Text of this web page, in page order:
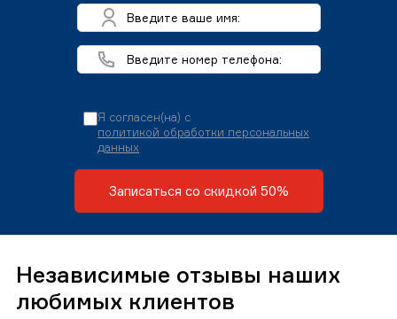
Я согласен(на) с
политикой обработки персональных
данных
Записаться со скидкой 50%
Независимые отзывы наших
любимых клиентов